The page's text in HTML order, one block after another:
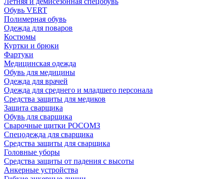
Обувь VERT
Полимерная обувь
Одежда для поваров
Костюмы
Куртки и брюки
Фартуки
Медицинская одежда
Обувь для медицины
Одежда для врачей
Одежда для среднего и младшего персонала
Средства защиты для медиков
Защита сварщика
Обувь для сварщика
Сварочные щитки РОСОМЗ
Спецодежда для сварщика
Средства защиты для сварщика
Головные уборы
Средства защиты от падения с высоты
Анкерные устройства